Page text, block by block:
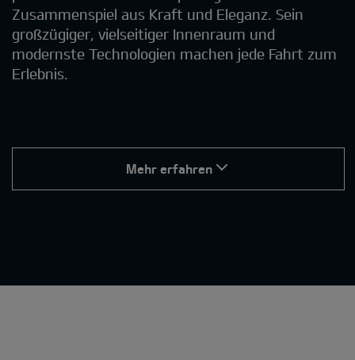
Zusammenspiel aus Kraft und Eleganz. Sein
großzügiger, vielseitiger Innenraum und
modernste Technologien machen jede Fahrt zum
Erlebnis.
Mehr erfahren